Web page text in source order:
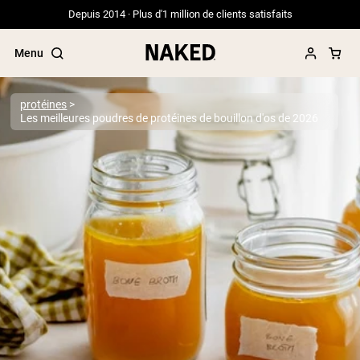
Depuis 2014 · Plus d'1 million de clients satisfaits
Menu
Termes de recherche populaires
”Protein Powder“
”Overnight Oats“
”Vegan protein“
”Collagen“
”Micellar Casein“
PROTÉINES EN POUDRE Meilleure Vente
Protéine de pois
Protéine de Whey en Poudre
Peptides de collagène
protéines
Les meilleures poudres de protéines de bouillon d'os de 2026